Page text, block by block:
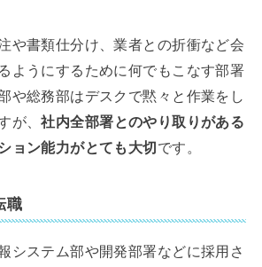
や書類仕分け、業者との折衝など会
ようにするために何でもこなす部署
や総務部はデスクで黙々と作業をし
が、社内全部署とのやり取りがある
ョン能力がとても大切 です。
職
システム部や開発部署などに採用さ